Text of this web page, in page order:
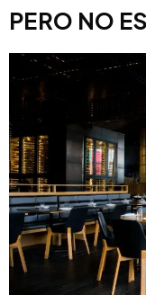
PERO NO